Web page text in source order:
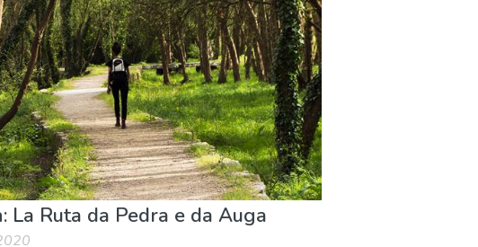
La Ruta da Pedra e da Auga